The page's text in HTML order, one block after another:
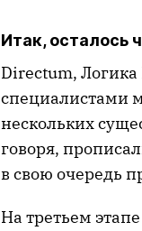
Итак, осталось
Directum,
специалистами
нескольких
говоря,
в свою очередь
На третьем